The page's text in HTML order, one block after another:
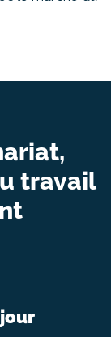
travail